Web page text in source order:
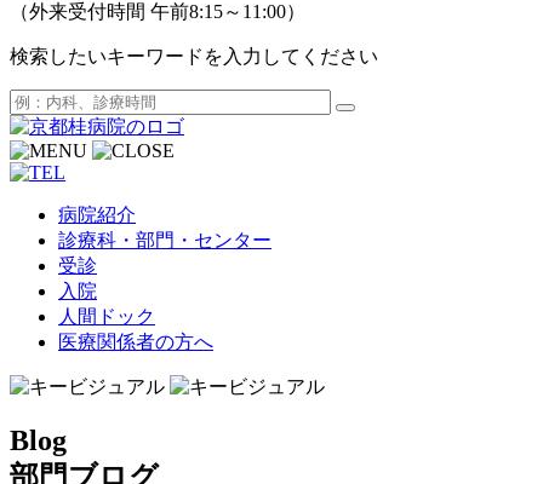
（外来受付時間 午前8:15～11:00）
検索したいキーワードを入力してください
病院紹介
診療科・部門・センター
受診
入院
人間ドック
医療関係者の方へ
Blog
部門ブログ